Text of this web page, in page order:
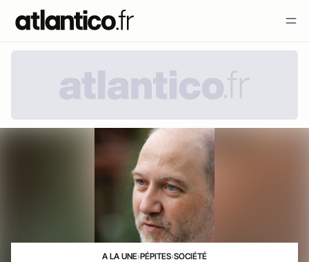
A LA UNE›PÉPITES›SOCIÉTÉ